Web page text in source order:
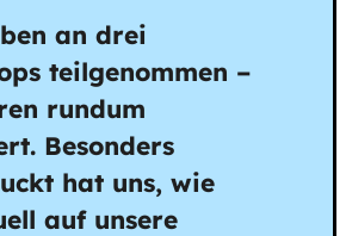
an drei
teilgenommen –
rundum
Besonders
hat uns, wie
auf unsere